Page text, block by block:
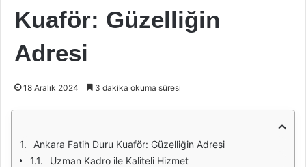
Kuaför: Güzelliğin
Adresi
18 Aralık 2024 3 dakika okuma süresi
Ankara Fatih Duru Kuaför: Güzelliğin Adresi
Uzman Kadro ile Kaliteli Hizmet